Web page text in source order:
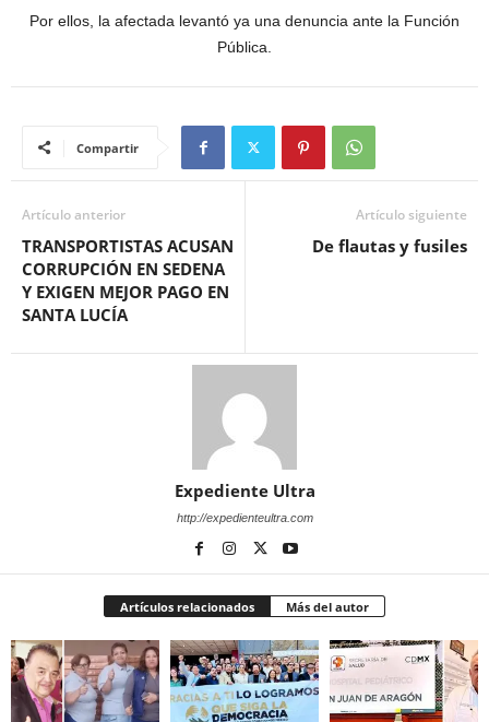
Por ellos, la afectada levantó ya una denuncia ante la Función
Pública.
Compartir
Artículo anterior
TRANSPORTISTAS ACUSAN
CORRUPCIÓN EN SEDENA
Y EXIGEN MEJOR PAGO EN
SANTA LUCÍA
Artículo siguiente
De flautas y fusiles
Expediente Ultra
http://expedienteultra.com
Artículos relacionados Más del autor